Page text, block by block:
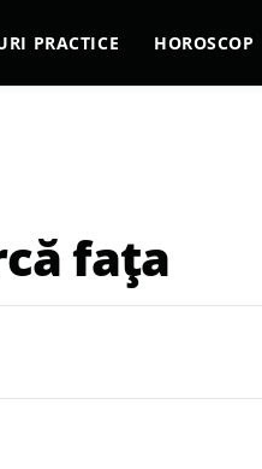
PRACTICE HOROSCOP
fața